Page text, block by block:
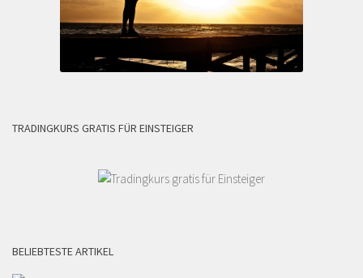
TRADINGKURS GRATIS FÜR EINSTEIGER
BELIEBTESTE ARTIKEL